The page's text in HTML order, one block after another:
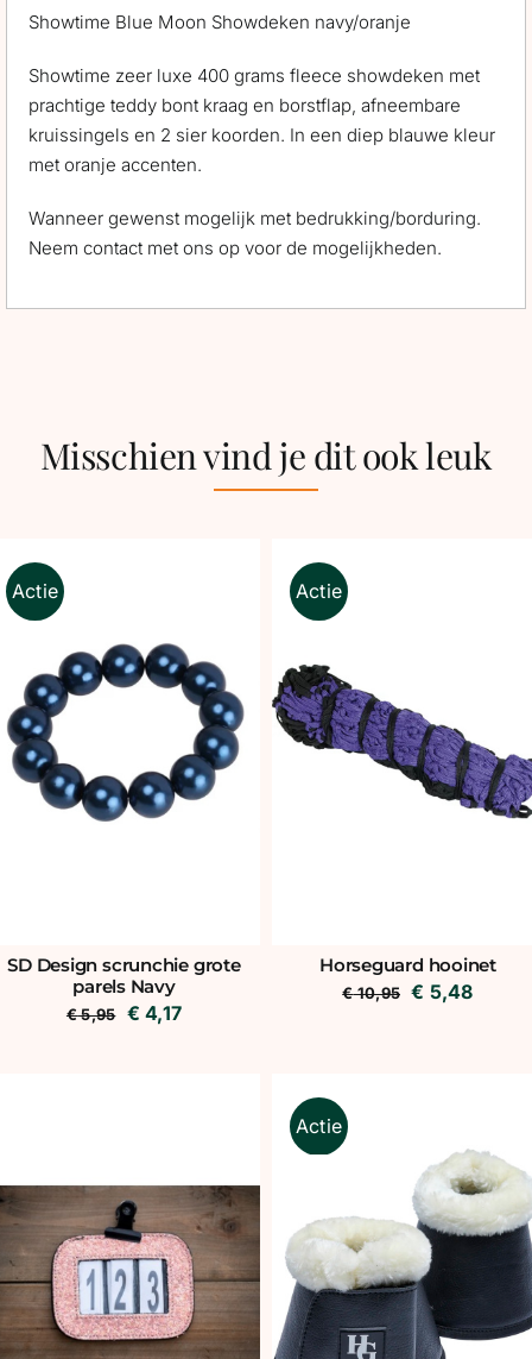
Showtime Blue Moon Showdeken navy/oranje
Showtime zeer luxe 400 grams fleece showdeken met
prachtige teddy bont kraag en borstflap, afneembare
kruissingels en 2 sier koorden. In een diep blauwe kleur
met oranje accenten.
Wanneer gewenst mogelijk met bedrukking/borduring.
Neem contact met ons op voor de mogelijkheden.
Misschien vind je dit ook leuk
Actie
SD Design scrunchie grote
parels Navy
€5,95
Oorspronkelijke
€ 4,17Huidige
Actie
Horseguard hooinet
€10,95 € 5,48
Actie